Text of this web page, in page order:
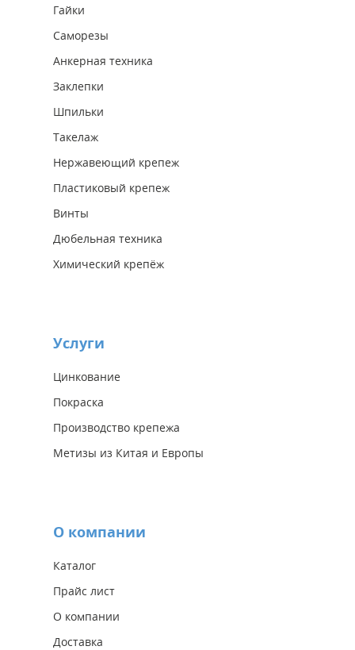
Гайки
Саморезы
Анкерная техника
Заклепки
Шпильки
Такелаж
Нержавеющий крепеж
Пластиковый крепеж
Винты
Дюбельная техника
Химический крепёж
Услуги
Цинкование
Покраска
Производство крепежа
Метизы из Китая и Европы
О компании
Каталог
Прайс лист
О компании
Доставка